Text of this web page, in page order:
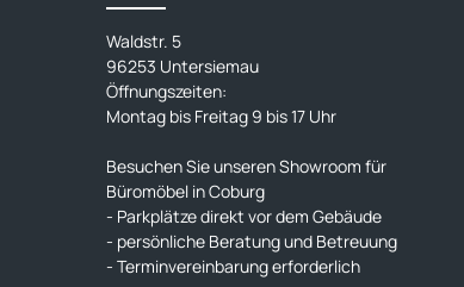
Waldstr. 5
96253 Untersiemau
Öffnungszeiten:
Montag bis Freitag 9 bis 17 Uhr
Besuchen Sie unseren Showroom für
Büromöbel in Coburg
- Parkplätze direkt vor dem Gebäude
- persönliche Beratung und Betreuung
- Terminvereinbarung erforderlich